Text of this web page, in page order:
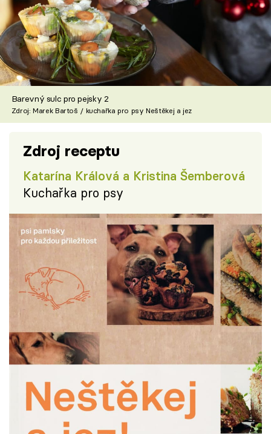
Barevný sulc pro pejsky 2
Zdroj: Marek Bartoš / kuchařka pro psy Neštěkej a jez
Zdroj receptu
Katarína Králová a Kristina Šemberová
Kuchařka pro psy